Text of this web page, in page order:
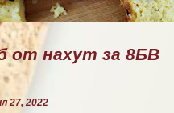
от нахут за 8БВ
27, 2022